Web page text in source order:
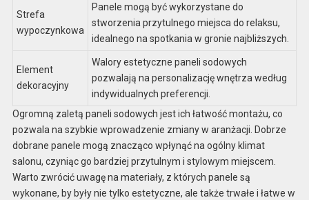
Strefa
wypoczynkowa
Panele mogą być wykorzystane do
stworzenia przytulnego miejsca do relaksu,
idealnego na spotkania w gronie najbliższych.
Element
dekoracyjny
Walory estetyczne paneli sodowych
pozwalają na personalizację wnętrza według
indywidualnych preferencji.
Ogromną zaletą paneli sodowych jest ich łatwość montażu, co
pozwala na szybkie wprowadzenie zmiany w aranżacji. Dobrze
dobrane panele mogą znacząco wpłynąć na ogólny klimat
salonu, czyniąc go bardziej przytulnym i stylowym miejscem.
Warto zwrócić uwagę na materiały, z których panele są
wykonane, by były nie tylko estetyczne, ale także trwałe i łatwe w